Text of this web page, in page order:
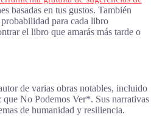
basadas en tus gustos. También
para cada libro
el libro que amarás más tarde o
de varias obras notables, incluido
No Podemos Ver*. Sus narrativas
de humanidad y resiliencia.